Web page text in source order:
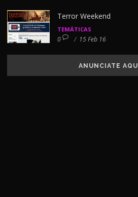
Terror Weekend
TEMÁTICAS
0 / 15 Feb 16
ANUNCIATE AQUÍ